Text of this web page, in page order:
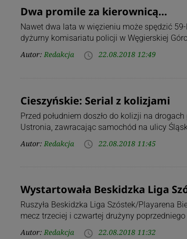
Dwa promile za kierownicą…
Nawet dwa lata w więzieniu może spędzić
dyżurny komisariatu policji w Węgierskiej
Autor: Redakcja access_time 22.08.2018 12:49
Cieszyńskie: Serial z kolizjami
Przed południem doszło do kolizji na
Ustronia, zawracając samochód na ulicy
Autor: Redakcja access_time 22.08.2018 11:45
Wystartowała Beskidzka Liga
Ruszyła Beskidzka Liga Szóstek/Playarena
mecz trzeciej i czwartej drużyny
Autor: Redakcja access_time 22.08.2018 11:32